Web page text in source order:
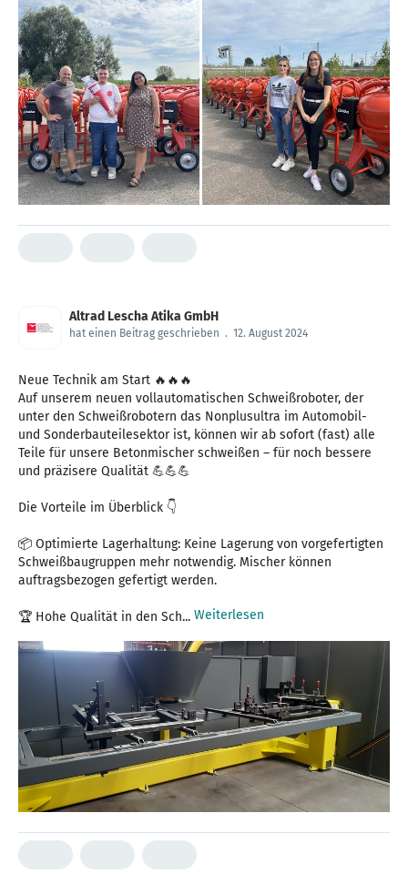
Altrad Lescha Atika GmbH
hat einen Beitrag geschrieben . 12. August 2024
Neue Technik am Start 🔥🔥🔥
Auf unserem neuen vollautomatischen Schweißroboter, der
unter den Schweißrobotern das Nonplusultra im Automobil-
und Sonderbauteilesektor ist, können wir ab sofort (fast) alle
Teile für unsere Betonmischer schweißen – für noch bessere
und präzisere Qualität 💪💪💪
Die Vorteile im Überblick 👇
📦 Optimierte Lagerhaltung: Keine Lagerung von vorgefertigten
Schweißbaugruppen mehr notwendig. Mischer können
auftragsbezogen gefertigt werden.
🏆 Hohe Qualität in den Sch... Weiterlesen